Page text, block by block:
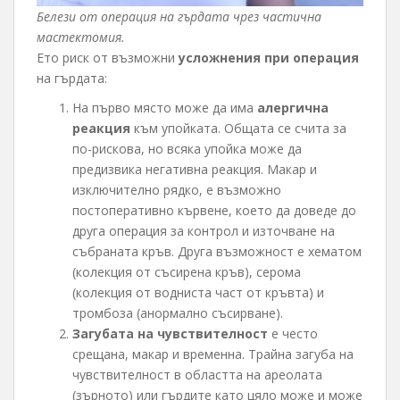
Белези от операция на гърдата чрез частична
мастектомия.
Ето риск от възможниусложнения при операция
на гърдата:
На първо място може да има алергична
реакция към упойката. Общата се счита за
по-рискова, но всяка упойка може да
предизвика негативна реакция. Макар и
изключително рядко, е възможно
постоперативно кървене, което да доведе до
друга операция за контрол и източване на
събраната кръв. Друга възможност е хематом
(колекция от съсирена кръв), серома
(колекция от водниста част от кръвта) и
тромбоза (анормално съсирване).
Загубата на чувствителност е често
срещана, макар и временна. Трайна загуба на
чувствителност в областта на ареолата
(зърното) или гърдите като цяло може и може